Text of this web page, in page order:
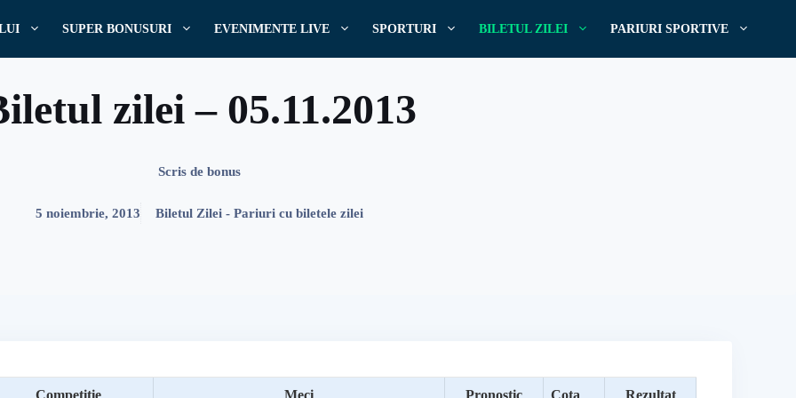
SUPER BONUSURI EVENIMENTE LIVE SPORTURI BILETUL ZILEI PARIURI SPORTIVE
zilei – 05.11.2013
Scris de bonus
5 noiembrie, 2013 Biletul Zilei - Pariuri cu biletele zilei
Competitie Meci Pronostic Cota Rezultat